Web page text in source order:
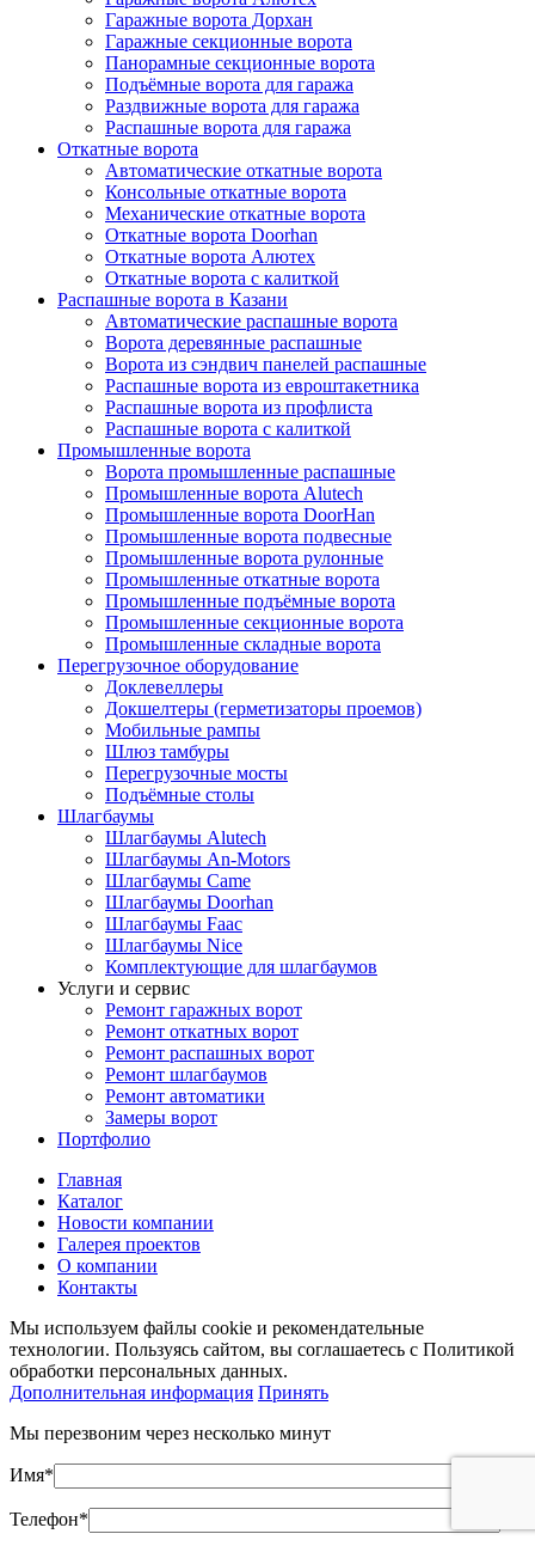
Гаражные ворота Дорхан
Гаражные секционные ворота
Панорамные секционные ворота
Подъёмные ворота для гаража
Раздвижные ворота для гаража
Распашные ворота для гаража
Откатные ворота
Автоматические откатные ворота
Консольные откатные ворота
Механические откатные ворота
Откатные ворота Doorhan
Откатные ворота Алютех
Откатные ворота с калиткой
Распашные ворота в Казани
Автоматические распашные ворота
Ворота деревянные распашные
Ворота из сэндвич панелей распашные
Распашные ворота из евроштакетника
Распашные ворота из профлиста
Распашные ворота с калиткой
Промышленные ворота
Ворота промышленные распашные
Промышленные ворота Alutech
Промышленные ворота DoorHan
Промышленные ворота подвесные
Промышленные ворота рулонные
Промышленные откатные ворота
Промышленные подъёмные ворота
Промышленные секционные ворота
Промышленные складные ворота
Перегрузочное оборудование
Доклевеллеры
Докшелтеры (герметизаторы проемов)
Мобильные рампы
Шлюз тамбуры
Перегрузочные мосты
Подъёмные столы
Шлагбаумы
Шлагбаумы Alutech
Шлагбаумы An-Motors
Шлагбаумы Came
Шлагбаумы Doorhan
Шлагбаумы Faac
Шлагбаумы Nice
Комплектующие для шлагбаумов
Услуги и сервис
Ремонт гаражных ворот
Ремонт откатных ворот
Ремонт распашных ворот
Ремонт шлагбаумов
Ремонт автоматики
Замеры ворот
Портфолио
Главная
Каталог
Новости компании
Галерея проектов
О компании
Контакты
Мы используем файлы cookie и рекомендательные
технологии. Пользуясь сайтом, вы соглашаетесь с Политикой
обработки персональных данных.
Дополнительная информация Принять
Мы перезвоним через несколько минут
Имя*
Телефон*